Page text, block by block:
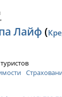
Лайф (